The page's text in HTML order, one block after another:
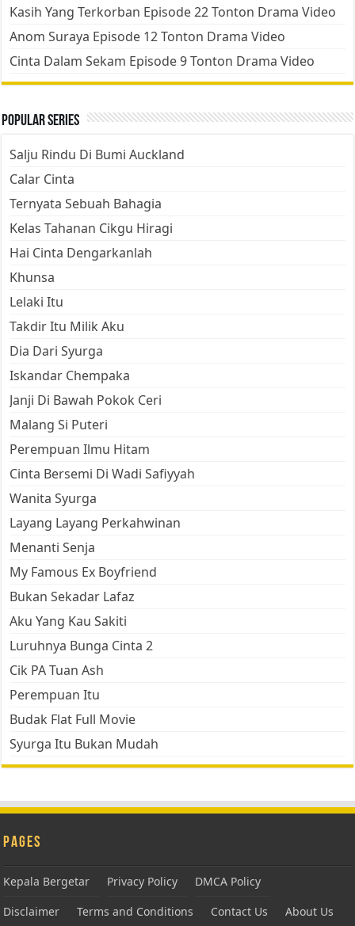
Kasih Yang Terkorban Episode 22 Tonton Drama Video
Anom Suraya Episode 12 Tonton Drama Video
Cinta Dalam Sekam Episode 9 Tonton Drama Video
Popular Series
Salju Rindu Di Bumi Auckland
Calar Cinta
Ternyata Sebuah Bahagia
Kelas Tahanan Cikgu Hiragi
Hai Cinta Dengarkanlah
Khunsa
Lelaki Itu
Takdir Itu Milik Aku
Dia Dari Syurga
Iskandar Chempaka
Janji Di Bawah Pokok Ceri
Malang Si Puteri
Perempuan Ilmu Hitam
Cinta Bersemi Di Wadi Safiyyah
Wanita Syurga
Layang Layang Perkahwinan
Menanti Senja
My Famous Ex Boyfriend
Bukan Sekadar Lafaz
Aku Yang Kau Sakiti
Luruhnya Bunga Cinta 2
Cik PA Tuan Ash
Perempuan Itu
Budak Flat Full Movie
Syurga Itu Bukan Mudah
Pages
Kepala Bergetar Privacy Policy
DMCA Policy
Disclaimer
Terms and Conditions Contact Us About Us